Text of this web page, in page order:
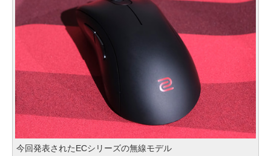
今回発表されたECシリーズの無線モデル